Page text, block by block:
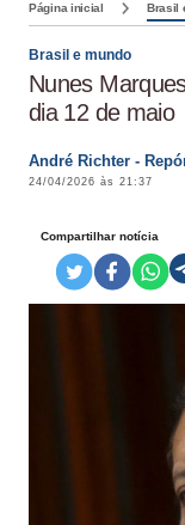
Página inicial Brasil
Brasil e mundo
Nunes
dia 12 de maio
André Richter -
24/04/2026 às 21:37
Compartilhar notícia